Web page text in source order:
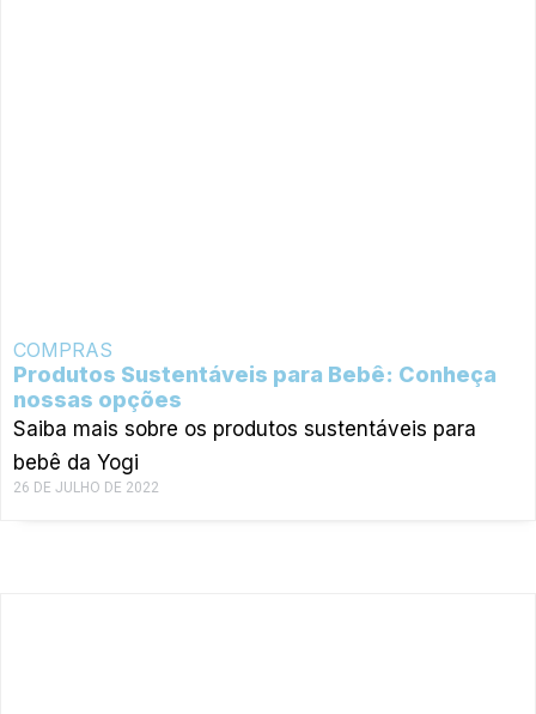
COMPRAS
Produtos Sustentáveis para Bebê: Conheça
nossas opções
Saiba mais sobre os produtos sustentáveis para
bebê da Yogi
26 DE JULHO DE 2022